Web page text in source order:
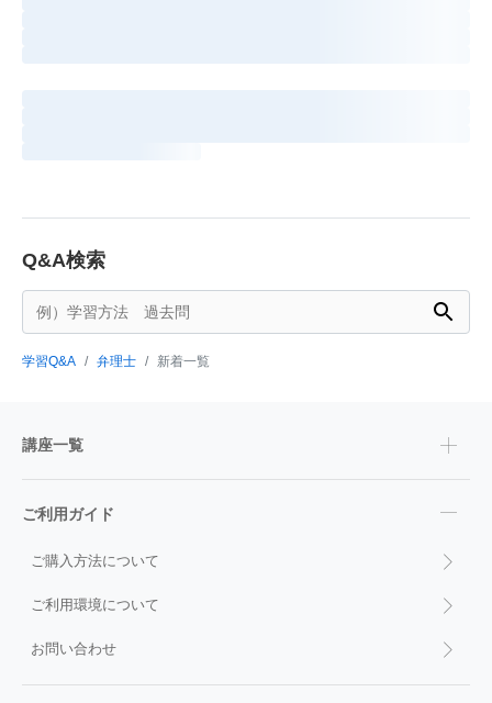
Q&A検索
学習Q&A 弁理士 新着一覧
講座一覧
ご利用ガイド
ご購入方法について
ご利用環境について
お問い合わせ